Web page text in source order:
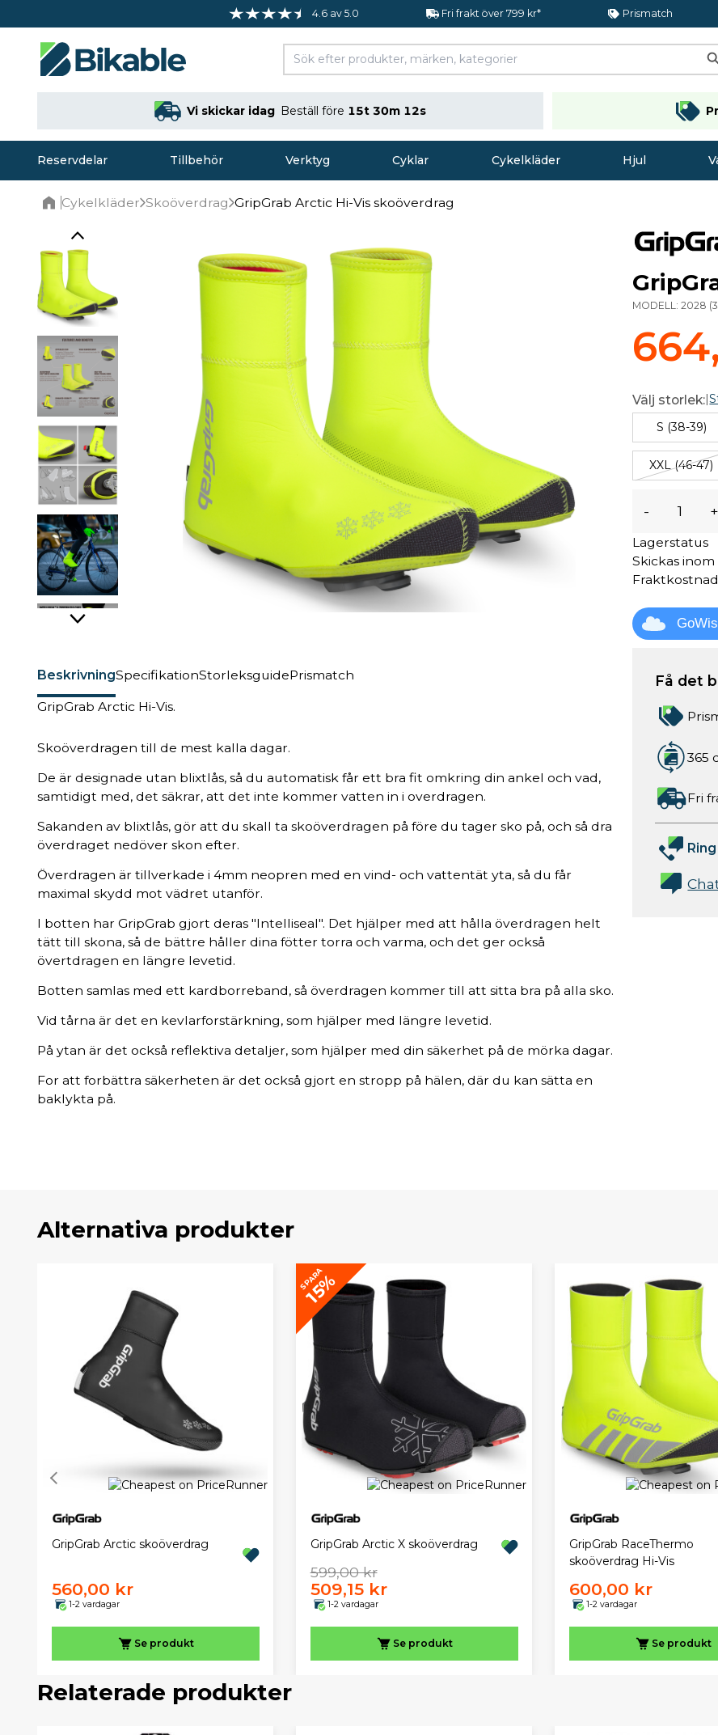
4.6 av 5.0 Fri frakt över 799 kr* Prismatch
Vi skickar idag Beställ före 15t 30m 12s
Reservdelar Tillbehör Verktyg Cyklar Cykelkläder Hjul
Cykelkläder Skoöverdrag GripGrab Arctic Hi-Vis skoöverdrag
BeskrivningSpecifikationStorleksguidePrismatch
GripGrab Arctic Hi-Vis.
Skoöverdragen till de mest kalla dagar.
De är designade utan blixtlås, så du automatisk får ett bra fit omkring din ankel och vad,
samtidigt med, det säkrar, att det inte kommer vatten in i overdragen.
Sakanden av blixtlås, gör att du skall ta skoöverdragen på före du tager sko på, och så dra
överdraget nedöver skon efter.
Överdragen är tillverkade i 4mm neopren med en vind- och vattentät yta, så du får
maximal skydd mot vädret utanför.
I botten har GripGrab gjort deras "Intelliseal". Det hjälper med att hålla överdragen helt
tätt till skona, så de bättre håller dina fötter torra och varma, och det ger också
övertdragen en längre levetid.
Botten samlas med ett kardborreband, så överdragen kommer till att sitta bra på alla sko.
Vid tårna är det en kevlarforstärkning, som hjälper med längre levetid.
På ytan är det också reflektiva detaljer, som hjälper med din säkerhet på de mörka dagar.
For att forbättra säkerheten är det också gjort en stropp på hälen, där du kan sätta en
baklykta på.
MODELL:2028 (
Välj storlek:|
S (38-39)
XXL (46-47)
- +
Lagerstatus
Skickas inom
Fraktkostnad
Få det
365
Fri
Alternativa produkter
GripGrab Arctic skoöverdrag
560,00 kr
1-2 vardagar
Se produkt
SPARA
15%
GripGrab Arctic X skoöverdrag
599,00 kr
509,15 kr
1-2 vardagar
Se produkt
GripGrab RaceThermo
skoöverdrag Hi-Vis
600,00 kr
1-2 vardagar
Se produkt
Relaterade produkter